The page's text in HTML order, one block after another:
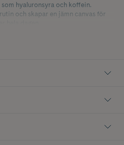
hyaluronsyra och koffein.
och skapar en jämn canvas för
sockerrörsmaterial.